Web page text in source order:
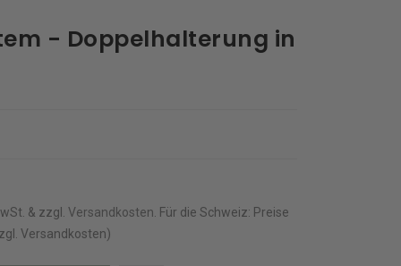
- Doppelhalterung in
& zzgl. Versandkosten Für die Schweiz: Preise
Versandkosten)